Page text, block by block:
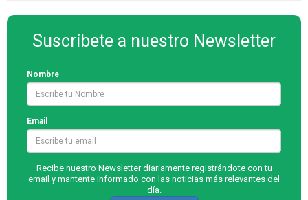
Suscríbete a nuestro Newsletter
Nombre
Email
Recibe nuestro Newsletter diariamente registrándote con tu
email y mantente informado con las noticias más relevantes del
día.